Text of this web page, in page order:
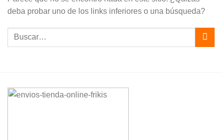
deba probar uno de los links inferiores o una búsqueda?